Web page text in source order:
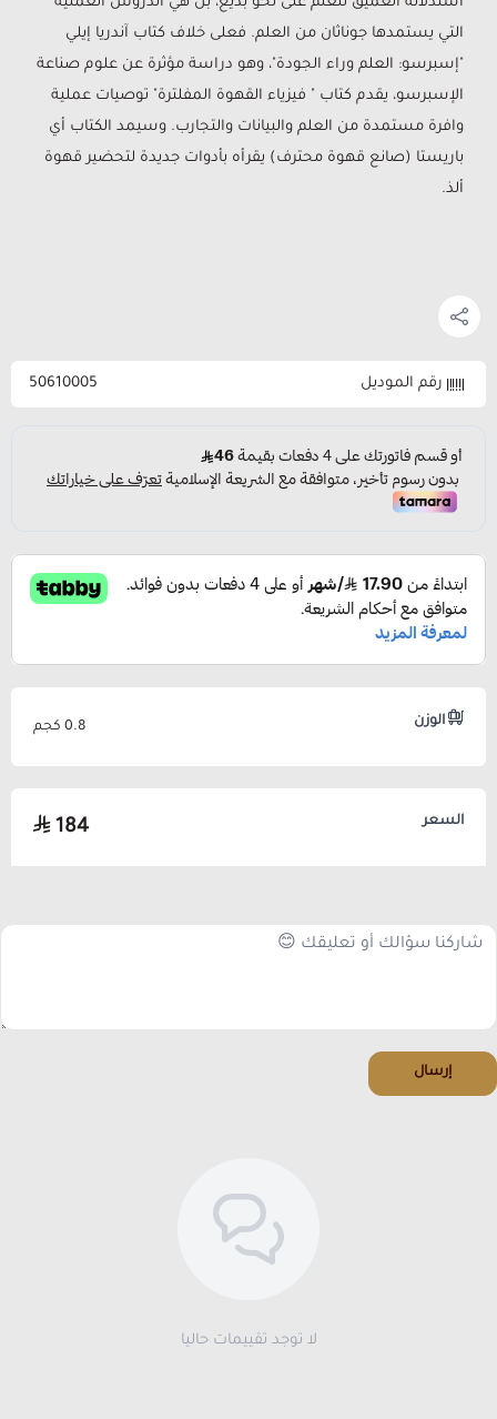
التي يستمدها جوناثان من العلم. فعلى خلاف كتاب آندريا إيلي
"إسبرسو: العلم وراء الجودة"، وهو دراسة مؤثرة عن علوم صناعة
الإسبرسو، يقدم كتاب " فيزياء القهوة المفلترة" توصيات عملية
وافرة مستمدة من العلم والبيانات والتجارب. وسيمد الكتاب أي
باريستا (صانع قهوة محترف) يقرأه بأدوات جديدة لتحضير قهوة
ألذ.
رقم الموديل 50610005
الوزن 0.8 كجم
السعر 184
إرسال
لا توجد تقييمات حاليا